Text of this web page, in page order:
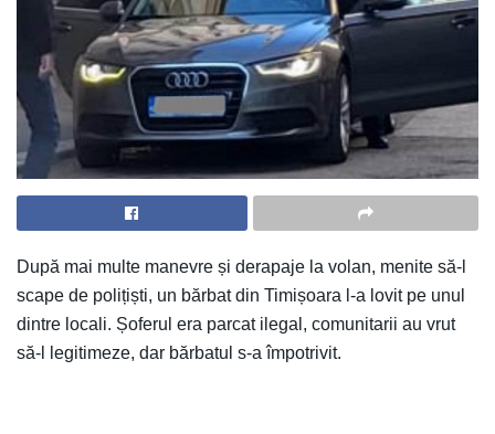
După mai multe manevre și derapaje la volan, menite să-l
scape de polițiști, un bărbat din Timișoara l-a lovit pe unul
dintre locali. Șoferul era parcat ilegal, comunitarii au vrut
să-l legitimeze, dar bărbatul s-a împotrivit.